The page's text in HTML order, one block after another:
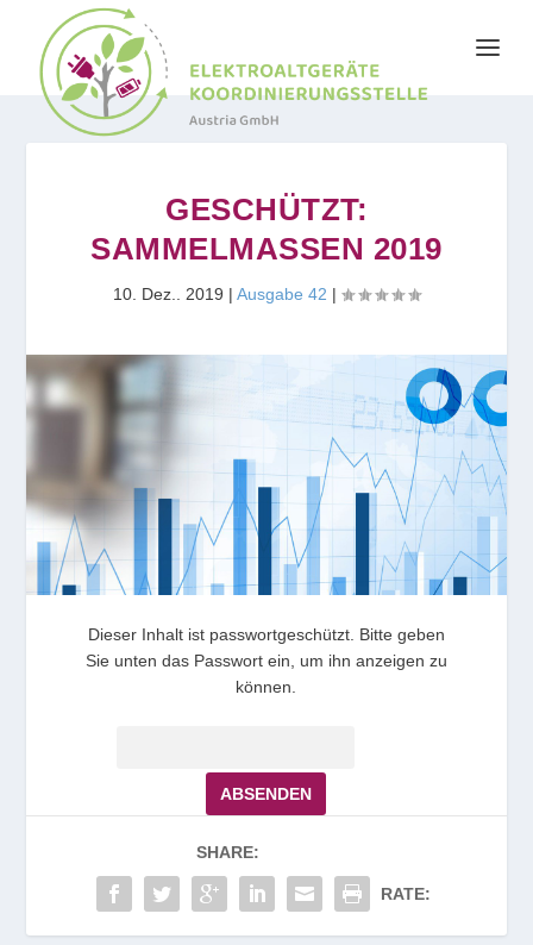
GESCHÜTZT:
SAMMELMASSEN 2019
10. Dez.. 2019 | Ausgabe 42 |
Dieser Inhalt ist passwortgeschützt. Bitte geben
Sie unten das Passwort ein, um ihn anzeigen zu
können.
SHARE:
RATE: